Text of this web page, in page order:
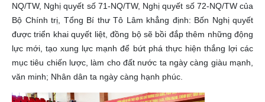
NQ/TW, Nghị quyết số 71-NQ/TW, Nghị quyết số 72-NQ/TW của
Bộ Chính trị, Tổng Bí thư Tô Lâm khẳng định: Bốn Nghị quyết
được triển khai quyết liệt, đồng bộ sẽ bồi đắp thêm những động
lực mới, tạo xung lực mạnh để bứt phá thực hiện thắng lợi các
mục tiêu chiến lược, làm cho đất nước ta ngày càng giàu mạnh,
văn minh; Nhân dân ta ngày càng hạnh phúc.